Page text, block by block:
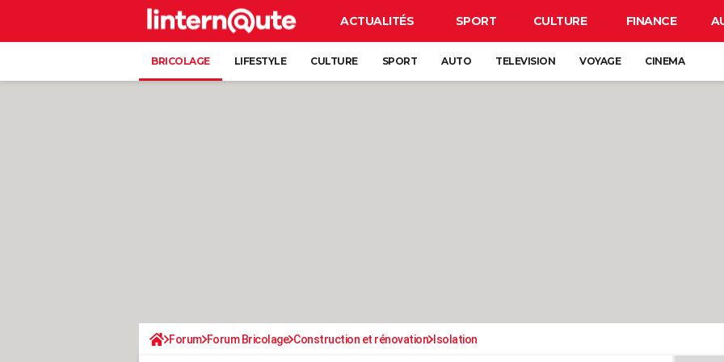
ACTUALITÉS SPORT CULTURE FINANCE
BRICOLAGE LIFESTYLE CULTURE SPORT AUTO TELEVISION VOYAGE CINEMA
Forum Forum Bricolage Construction et rénovation Isolation